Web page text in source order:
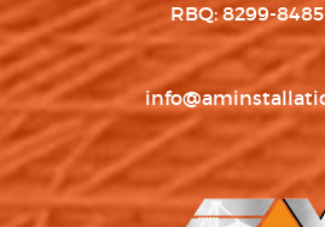
RBQ: 8299-